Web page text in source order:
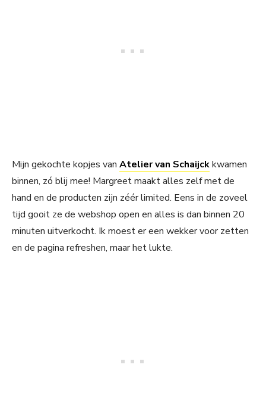
Mijn gekochte kopjes van Atelier van Schaijckkwamen
binnen, zó blij mee! Margreet maakt alles zelf met de
hand en de producten zijn zéér limited. Eens in de zoveel
tijd gooit ze de webshop open en alles is dan binnen 20
minuten uitverkocht. Ik moest er een wekker voor zetten
en de pagina refreshen, maar het lukte.